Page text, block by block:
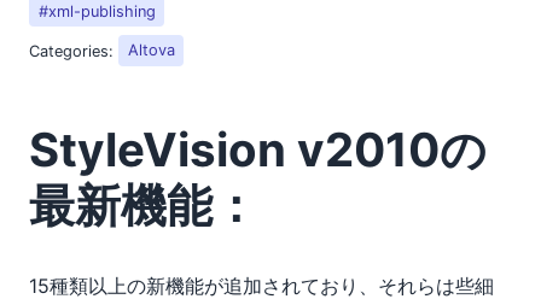
#xml-publishing
Categories: Altova
StyleVision v2010の
最新機能：
15種類以上の新機能が追加されており、それらは些細